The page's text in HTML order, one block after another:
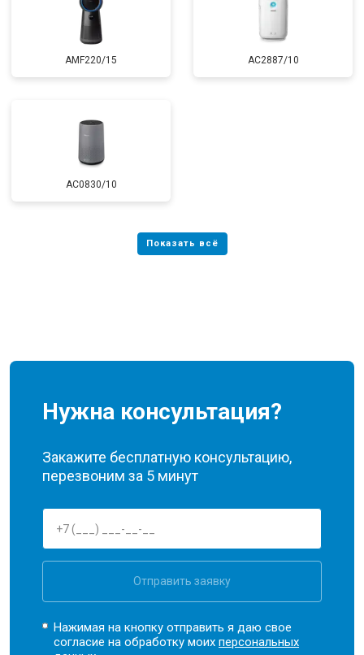
AMF220/15 AC2887/10
AC0830/10
Нужна консультация?
Закажите бесплатную консультацию,
перезвоним за 5 минут
Отправить заявку
Нажимая на кнопку отправить я даю свое
согласие на обработку моихперсональных